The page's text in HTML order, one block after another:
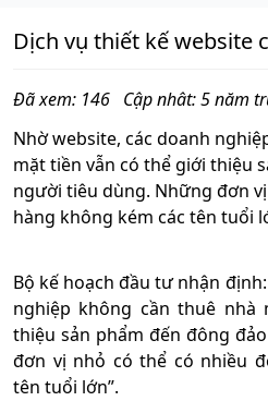
Dịch vụ thiết kế website
Đã xem: 146 Cập nhât: 5 năm
Nhờ website, các doanh
mặt tiền vẫn có thể giới thiệu
người tiêu dùng. Những đơn
hàng không kém các tên tuổi
Bộ kế hoạch đầu tư nhận
nghiệp không cần thuê
thiệu sản phẩm đến đông
đơn vị nhỏ có thể có nhiều
tên tuổi lớn”.